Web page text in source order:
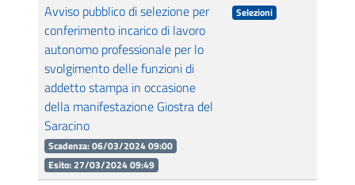
Avviso pubblico di selezione per
conferimento incarico di lavoro
autonomo professionale per lo
svolgimento delle funzioni di
addetto stampa in occasione
della manifestazione Giostra del
Saracino
Scadenza: 06/03/2024 09:00
Esito: 27/03/2024 09:49
Selezioni